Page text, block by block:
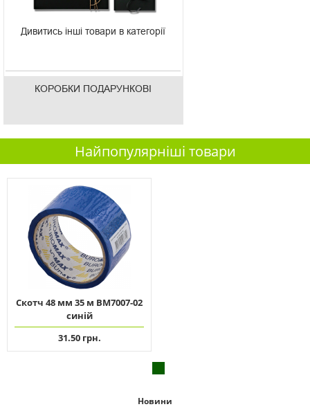
Дивитись інші товари в категорії
КОРОБКИ ПОДАРУНКОВІ
Найпопулярніші товари
Скотч 48 мм 35 м ВМ7007-02
синій
31.50 грн.
Новини